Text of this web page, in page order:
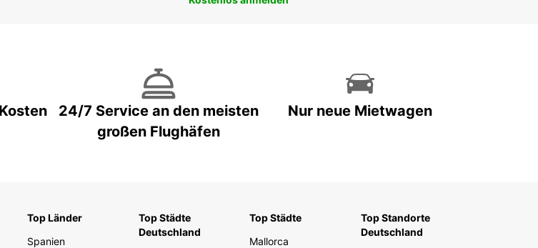
24/7 Service an den meisten
großen Flughäfen
Nur neue Mietwagen
Top Länder
Spanien
Top Städte
Deutschland
Top Städte
Mallorca
Top Standorte
Deutschland